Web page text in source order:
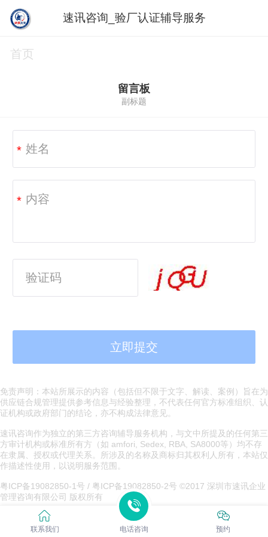
速讯咨询_验厂认证辅导服务
首页
留言板
副标题
*
*
免责声明：本站所展示的内容（包括但不限于文字、解读、案例）旨在为
供应链合规管理提供参考信息与经验整理，不代表任何官方标准组织、认
证机构或政府部门的结论，亦不构成法律意见。
速讯咨询作为独立的第三方咨询辅导服务机构，与文中所提及的任何第三
方审计机构或标准所有方（如 amfori, Sedex, RBA, SA8000等）均不存
在隶属、授权或代理关系。所涉及的名称及商标归其权利人所有，本站仅
作描述性使用，以说明服务范围。
粤ICP备19082850-1号 / 粤ICP备19082850-2号 ©2017 深圳市速讯企业
管理咨询有限公司 版权所有
粤ICP备19082850号
联系我们 电话咨询 预约